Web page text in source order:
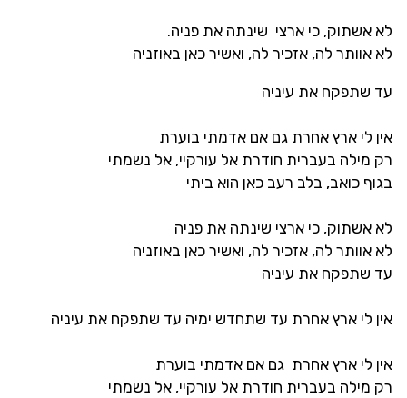
לא אשתוק, כי ארצי שינתה את פניה.
לא אוותר לה, אזכיר לה, ואשיר כאן באוזניה
עד שתפקח את עיניה
אין לי ארץ אחרת גם אם אדמתי בוערת
רק מילה בעברית חודרת אל עורקיי, אל נשמתי
בגוף כואב, בלב רעב כאן הוא ביתי
לא אשתוק, כי ארצי שינתה את פניה
לא אוותר לה, אזכיר לה, ואשיר כאן באוזניה
עד שתפקח את עיניה
אין לי ארץ אחרת עד שתחדש ימיה עד שתפקח את עיניה
אין לי ארץ אחרת גם אם אדמתי בוערת
רק מילה בעברית חודרת אל עורקיי, אל נשמתי